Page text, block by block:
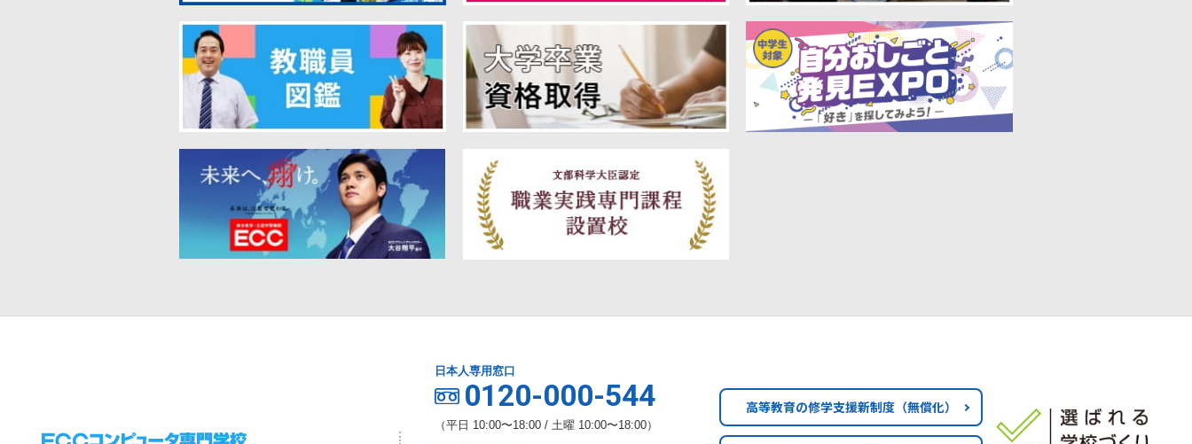
日本人専用窓口
0120-000-544
（平日 10:00〜18:00 / 土曜 10:00〜18:00）
高等教育の修学支援新制度（無償化）